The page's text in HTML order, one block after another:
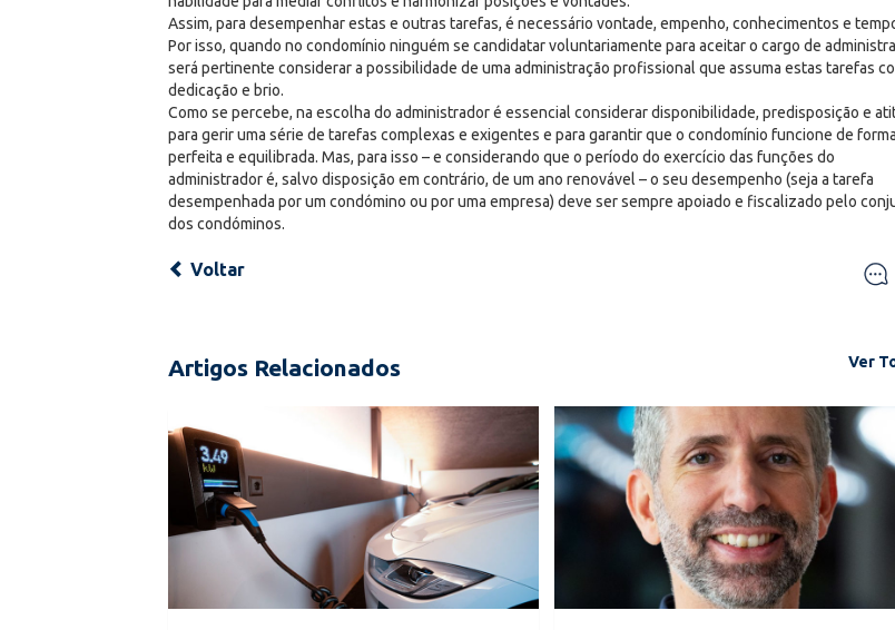
Assim, para desempenhar estas e outras tarefas, é necessário vontade, empenho, conhecimentos e
Por isso, quando no condomínio ninguém se candidatar voluntariamente para aceitar o cargo de
será pertinente considerar a possibilidade de uma administração profissional que assuma estas tarefas
dedicação e brio.
Como se percebe, na escolha do administrador é essencial considerar disponibilidade, predisposição e
para gerir uma série de tarefas complexas e exigentes e para garantir que o condomínio funcione de forma
perfeita e equilibrada. Mas, para isso – e considerando que o período do exercício das funções do
administrador é, salvo disposição em contrário, de um ano renovável – o seu desempenho (seja a tarefa
desempenhada por um condómino ou por uma empresa) deve ser sempre apoiado e fiscalizado pelo
dos condóminos.
Voltar
Artigos Relacionados Ver